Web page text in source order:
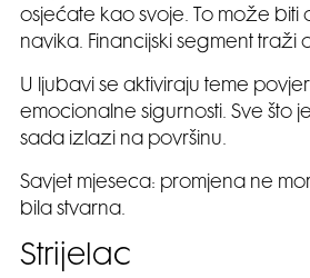
osjećate kao svoje. To može biti
navika. Financijski segment traži
U ljubavi se aktiviraju teme
emocionalne sigurnosti. Sve što
sada izlazi na površinu.
Savjet mjeseca: promjena ne
bila stvarna.
Strijelac